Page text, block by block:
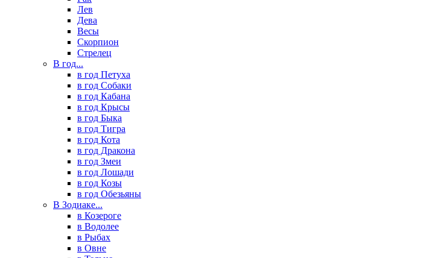
Лев
Дева
Весы
Скорпион
Стрелец
В год...
в год Петуха
в год Собаки
в год Кабана
в год Крысы
в год Быка
в год Тигра
в год Кота
в год Дракона
в год Змеи
в год Лошади
в год Козы
в год Обезьяны
В Зодиаке...
в Козероге
в Водолее
в Рыбах
в Овне